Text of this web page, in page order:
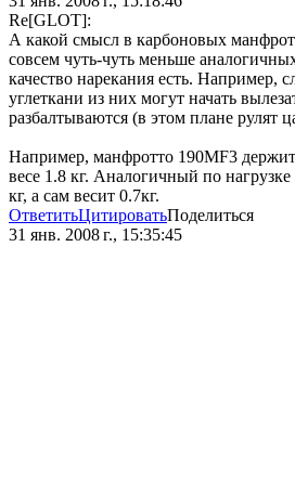
Re[GLOT]:
А какой смысл в карбоновых
совсем чуть-чуть меньше
качество нарекания есть. Например,
углеткани из них могут начать
разбалтываются (в этом плане рулят
Например, манфротто 190MF3
весе 1.8 кг. Аналогичный по
кг, а сам весит 0.7кг.
ОтветитьЦитироватьПоделиться
31 янв. 2008 г., 15:35:45